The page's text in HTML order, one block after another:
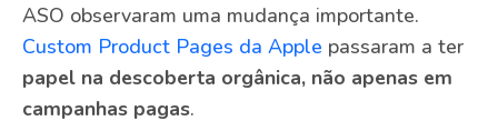
ASO observaram uma mudança importante.
Custom Product Pages da Apple passaram a ter
papel na descoberta orgânica, não apenas em
campanhas pagas.